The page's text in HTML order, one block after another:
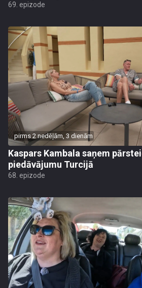
69. epizode
pirms 2 nedēļām, 3 dienām
Kaspars Kambala saņem
piedāvājumu Turcijā
68. epizode